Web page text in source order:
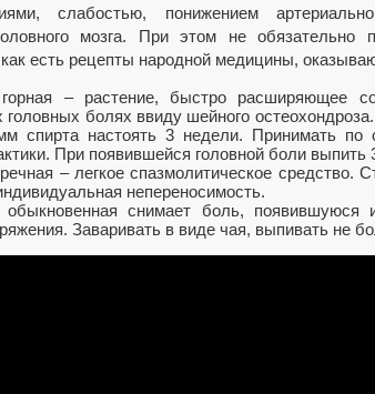
слабостью, понижением
мозга. При этом не обязательно
как есть рецепты народной медицины,
– растение, быстро расширяющее
головных болях ввиду шейного
спирта настоять 3 недели. Принимать
При появившейся головной боли выпить
– легкое спазмолитическое средство.
непереносимость.
снимает боль, появившуюся
Заваривать в виде чая, выпивать не